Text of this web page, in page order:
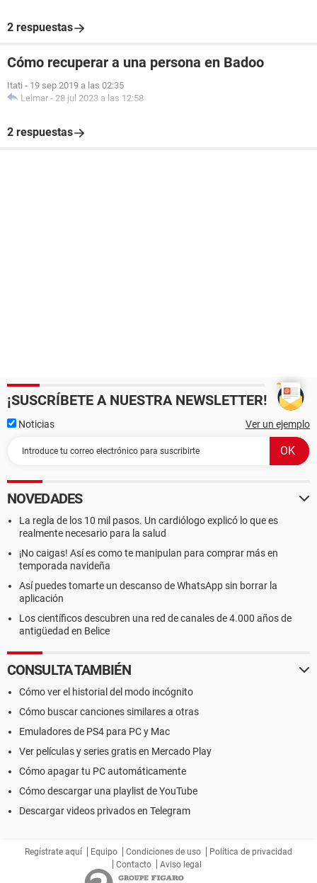
2 respuestas
Cómo recuperar a una persona en Badoo
Itati - 19 sep 2019 a las 02:35
Leimar - 28 jul 2023 a las 12:58
2 respuestas
¡SUSCRÍBETE A NUESTRA NEWSLETTER!
Noticias Ver un ejemplo
NOVEDADES
La regla de los 10 mil pasos. Un cardiólogo explicó lo que es
realmente necesario para la salud
¡No caigas! Así es como te manipulan para comprar más en
temporada navideña
Así puedes tomarte un descanso de WhatsApp sin borrar la
aplicación
Los científicos descubren una red de canales de 4.000 años de
antigüedad en Belice
CONSULTA TAMBIÉN
Cómo ver el historial del modo incógnito
Cómo buscar canciones similares a otras
Emuladores de PS4 para PC y Mac
Ver películas y series gratis en Mercado Play
Cómo apagar tu PC automáticamente
Cómo descargar una playlist de YouTube
Descargar videos privados en Telegram
Regístrate aquí Equipo Condiciones de uso
Política de privacidad
Contacto
Aviso legal